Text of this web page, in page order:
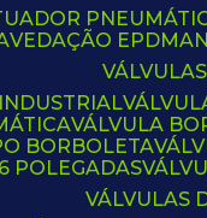
VEDAÇÃO EPDM
VÁLVULA
BORBOLETA
POLEGADAS
VÁLVULAS